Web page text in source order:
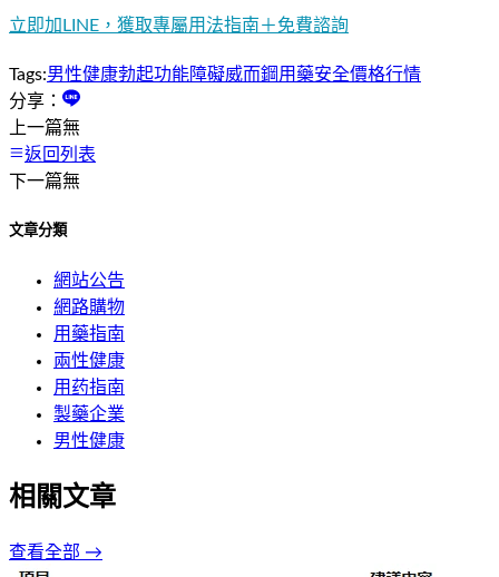
立即加LINE，獲取專屬用法指南＋免費諮詢
Tags:男性健康勃起功能障礙威而鋼用藥安全價格行情
分享：
上一篇無
返回列表
下一篇無
文章分類
網站公告
網路購物
用藥指南
兩性健康
用药指南
製藥企業
男性健康
相關文章
查看全部 →